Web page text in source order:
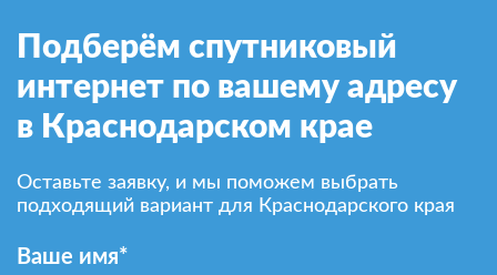
Подберём спутниковый
интернет по вашему адресу
в Краснодарском крае
Оставьте заявку, и мы поможем выбрать
подходящий вариант для Краснодарского края
Ваше имя*